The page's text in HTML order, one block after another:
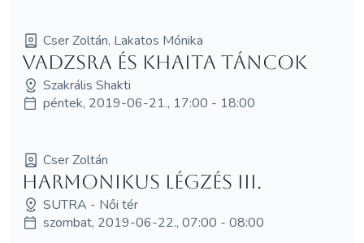
Cser Zoltán, Lakatos Mónika
Vadzsra és Khaita Táncok
Szakrális Shakti
péntek, 2019-06-21., 17:00 - 18:00
Cser Zoltán
Harmonikus légzés III.
SUTRA - Női tér
szombat, 2019-06-22., 07:00 - 08:00